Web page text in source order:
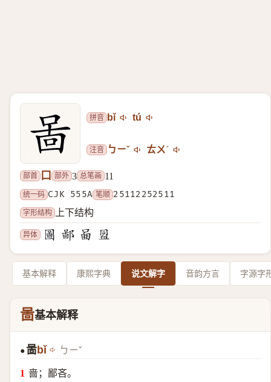
拼音 bǐ tú
注音 ㄅㄧˇ ㄊㄨˊ
部首 口 部外 3 总笔画 11
统一码 CJK 555A 笔顺 25112252511
字形结构
上下结构
异体
基本解释 康熙字典 说文解字 音韵方言 字源字
啚基本解释
●啚bǐ ㄅㄧˇ
啬；鄙吝。